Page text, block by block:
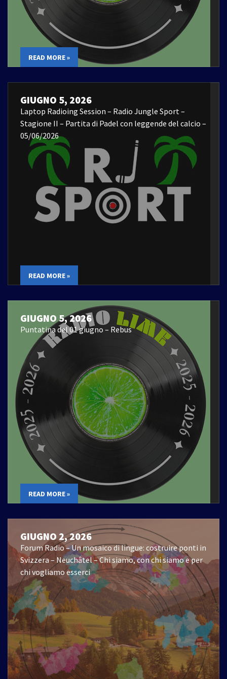
READ MORE »
GIUGNO 5, 2026
Laptop Radioing Session – Radio Jungle Sport –
Stagione II – Partita di Padel con leggende del calcio –
05/06/2026
READ MORE »
GIUGNO 5, 2026
Puntatina del 01 giugno – Rebus
READ MORE »
GIUGNO 2, 2026
Forum Radio – Un mosaico di lingue: costruire ponti in
Svizzera – Neuchâtel – Chi siamo, con chi siamo e per
chi vogliamo esserci